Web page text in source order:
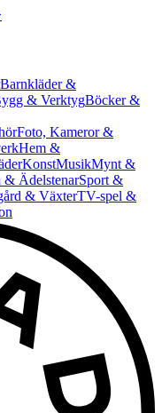
Barnkläder &
& VerktygBöcker &
Foto, Kameror &
Hem &
KonstMusikMynt &
& ÄdelstenarSport &
& VäxterTV-spel &